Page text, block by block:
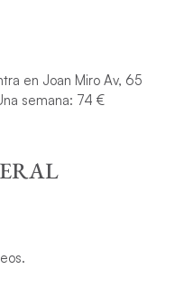
en Joan Miro Av, 65
semana: 74 €